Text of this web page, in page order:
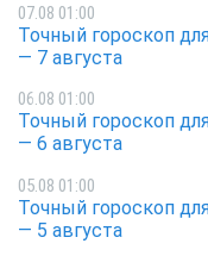
07.08 01:00
Точный гороскоп
— 7 августа
06.08 01:00
Точный гороскоп
— 6 августа
05.08 01:00
Точный гороскоп
— 5 августа